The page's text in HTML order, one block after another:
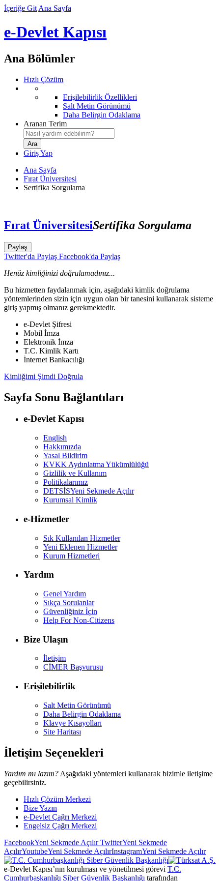
İçeriğe Git Ana Sayfa
e-Devlet Kapısı
Ana Bölümler
Hızlı Çözüm
Erişilebilirlik Özellikleri
Salt Metin Görünümü
Daha Belirgin Odaklama
Aranan Terim
Giriş Yap
Ana Sayfa
Fırat Üniversitesi
Sertifika Sorgulama
Fırat ÜniversitesiSertifika Sorgulama
Paylaş
Twitter'da Paylaş Facebook'da Paylaş
Henüz kimliğinizi doğrulamadınız...
Bu hizmetten faydalanmak için, aşağıdaki kimlik doğrulama
yöntemlerinden sizin için uygun olan bir tanesini kullanarak sisteme
giriş yapmış olmanız gerekmektedir.
e-Devlet Şifresi
Mobil İmza
Elektronik İmza
T.C. Kimlik Kartı
İnternet Bankacılığı
Kimliğimi Şimdi Doğrula
Sayfa Sonu Bağlantıları
e-Devlet Kapısı
English
Hakkımızda
Yasal Bildirim
KVKK Aydınlatma Yükümlülüğü
Gizlilik ve Kullanım
Politikalarımız
DETSİSYeni Sekmede Açılır
Kurumsal Kimlik
e-Hizmetler
Sık Kullanılan Hizmetler
Yeni Eklenen Hizmetler
Kurum Hizmetleri
Yardım
Genel Yardım
Sıkça Sorulanlar
Güvenliğiniz İçin
Help For Non-Citizens
Bize Ulaşın
İletişim
CİMER Başvurusu
Erişilebilirlik
Salt Metin Görünümü
Daha Belirgin Odaklama
Klavye Kısayolları
Site Haritası
İletişim Seçenekleri
Yardım mı lazım? Aşağıdaki yöntemleri kullanarak bizimle iletişime
geçebilirsiniz.
Hızlı Çözüm Merkezi
Bize Yazın
e-Devlet Çağrı Merkezi
Engelsiz Çağrı Merkezi
FacebookYeni Sekmede AçılırTwitterYeni Sekmede
AçılırYoutubeYeni Sekmede AçılırInstagramYeni Sekmede Açılır
e-Devlet Kapısı’nın kurulması ve yönetilmesi görevi T.C.
Cumhurbaşkanlığı Siber Güvenlik Başkanlığı tarafından